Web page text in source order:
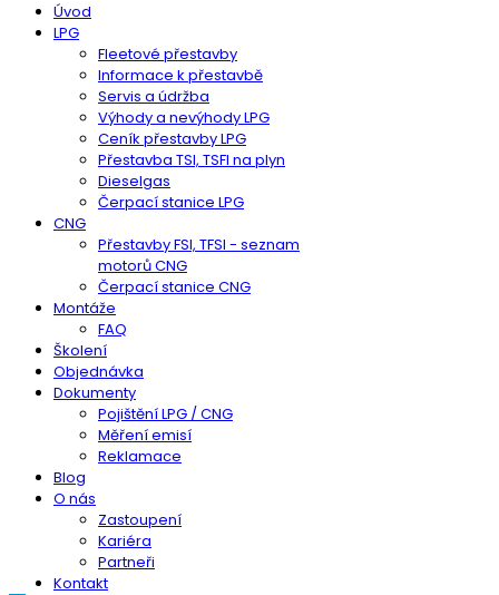
Úvod
LPG
Fleetové přestavby
Informace k přestavbě
Servis a údržba
Výhody a nevýhody LPG
Ceník přestavby LPG
Přestavba TSI, TSFI na plyn
Dieselgas
Čerpací stanice LPG
CNG
Přestavby FSI, TFSI - seznam
motorů CNG
Čerpací stanice CNG
Montáže
FAQ
Školení
Objednávka
Dokumenty
Pojištění LPG / CNG
Měření emisí
Reklamace
Blog
O nás
Zastoupení
Kariéra
Partneři
Kontakt